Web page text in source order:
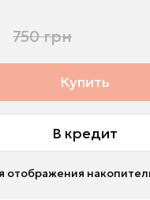
750 грн
Купить
В кредит
отображения